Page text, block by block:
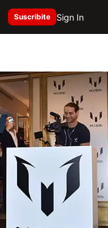
Suscribite Sign In